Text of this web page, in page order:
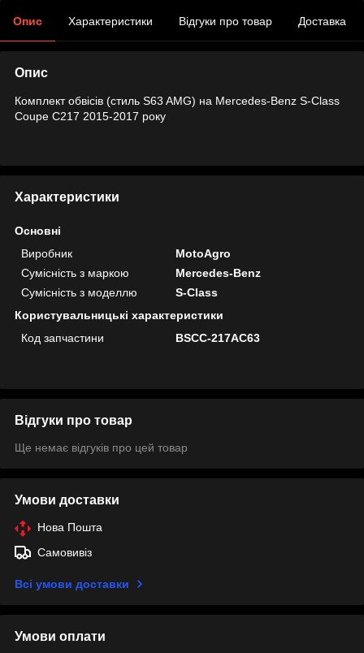
Опис Характеристики Відгуки про товар Доставка
Опис
Комплект обвісів (стиль S63 AMG) на Mercedes-Benz S-Class
Coupe C217 2015-2017 року
Характеристики
Основні
Виробник
MotoAgro
Сумісність з маркою
Mercedes-Benz
Сумісність з моделлю
S-Class
Користувальницькі характеристики
Код запчастини
BSCC-217AC63
Відгуки про товар
Ще немає відгуків про цей товар
Умови доставки
Нова Пошта
Самовивіз
Всі умови доставки
Умови оплати